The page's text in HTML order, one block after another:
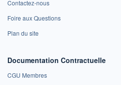
Contactez-nous
Foire aux Questions
Plan du site
Documentation Contractuelle
CGU Membres